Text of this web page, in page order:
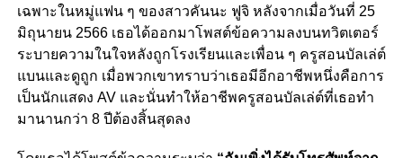
เฉพาะในหมู่แฟน ๆ ของสาวคันนะ ฟูจิ หลังจากเมื่อวันที่ 25
มิถุนายน 2566 เธอได้ออกมาโพสต์ข้อความลงบนทวิตเตอร์
ระบายความในใจหลังถูกโรงเรียนและเพื่อน ๆ ครูสอนบัลเล่ต์
แบนและดูถูก เมื่อพวกเขาทราบว่าเธอมีอีกอาชีพหนึ่งคือการ
เป็นนักแสดง AV และนั่นทำให้อาชีพครูสอนบัลเล่ต์ที่เธอทำ
มานานกว่า 8 ปีต้องสิ้นสุดลง